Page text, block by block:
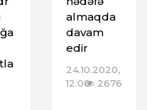
almaqda
davam
edir
24.10.2020,
12:00 2676